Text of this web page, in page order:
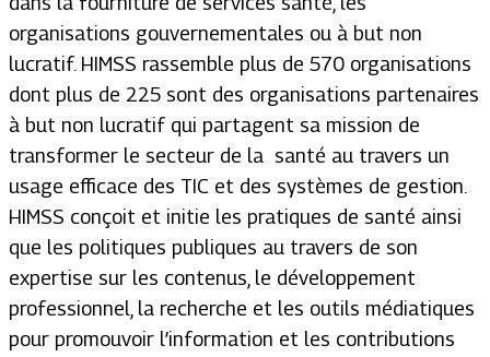
organisations gouvernementales ou à but non
lucratif. HIMSS rassemble plus de 570 organisations
dont plus de 225 sont des organisations partenaires
à but non lucratif qui partagent sa mission de
transformer le secteur de la santé au travers un
usage efficace des TIC et des systèmes de gestion.
HIMSS conçoit et initie les pratiques de santé ainsi
que les politiques publiques au travers de son
expertise sur les contenus, le développement
professionnel, la recherche et les outils médiatiques
pour promouvoir l’information et les contributions